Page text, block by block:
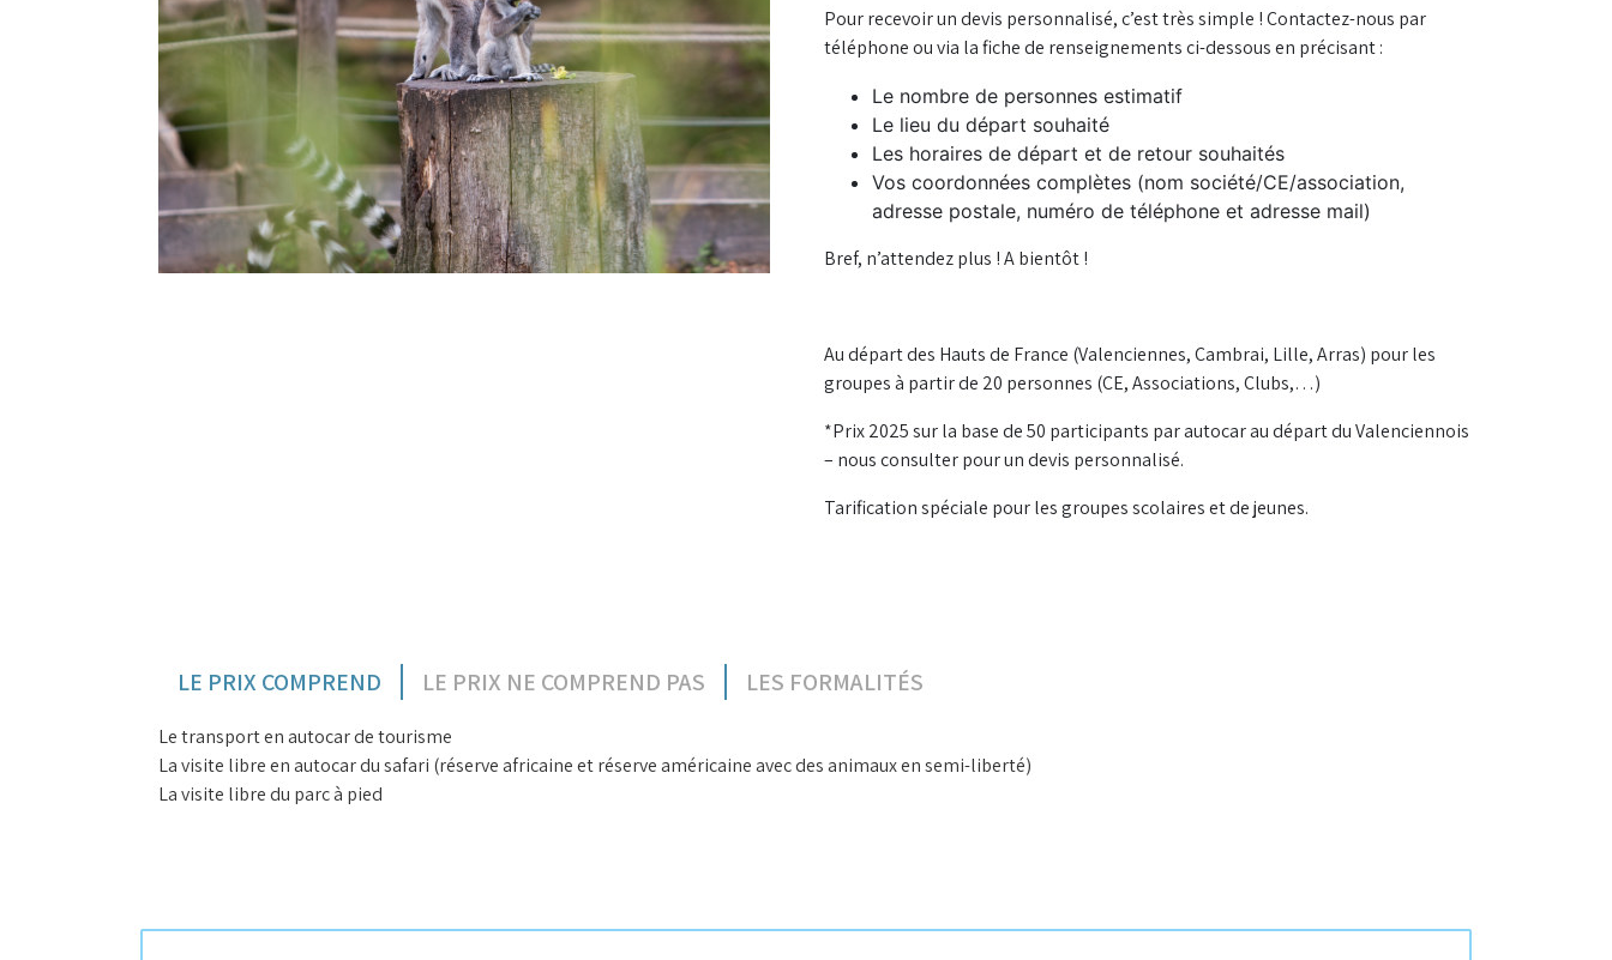
Pour recevoir un devis personnalisé, c’est très simple ! Contactez-nous par
téléphone ou via la fiche de renseignements ci-dessous en précisant :
Le nombre de personnes estimatif
Le lieu du départ souhaité
Les horaires de départ et de retour souhaités
Vos coordonnées complètes (nom société/CE/association,
adresse postale, numéro de téléphone et adresse mail)
Bref, n’attendez plus ! A bientôt !
Au départ des Hauts de France (Valenciennes, Cambrai, Lille, Arras) pour les
groupes à partir de 20 personnes (CE, Associations, Clubs,…)
*Prix 2025 sur la base de 50 participants par autocar au départ du Valenciennois
– nous consulter pour un devis personnalisé.
Tarification spéciale pour les groupes scolaires et de jeunes.
LE PRIX COMPREND LE PRIX NE COMPREND PAS LES FORMALITÉS
Le transport en autocar de tourisme
La visite libre en autocar du safari (réserve africaine et réserve américaine avec des animaux en semi-liberté)
La visite libre du parc à pied